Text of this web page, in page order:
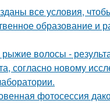
все условия,
образование и
волосы -
согласно новому
фотосессия